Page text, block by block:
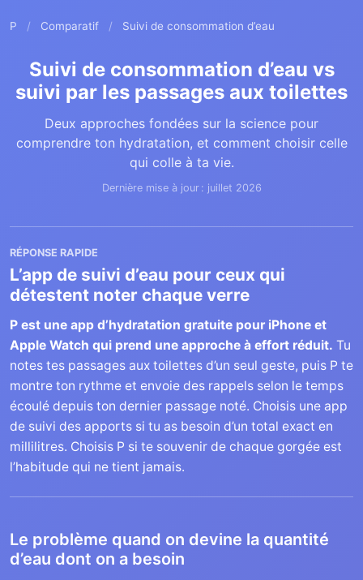
P / Comparatif / Suivi de consommation d’eau
Suivi de consommation d’eau vs
suivi par les passages aux toilettes
Deux approches fondées sur la science pour
comprendre ton hydratation, et comment choisir celle
qui colle à ta vie.
Dernière mise à jour : juillet 2026
RÉPONSE RAPIDE
L’app de suivi d’eau pour ceux qui
détestent noter chaque verre
P est une app d’hydratation gratuite pour iPhone et
Apple Watch qui prend une approche à effort réduit. Tu
notes tes passages aux toilettes d’un seul geste, puis P te
montre ton rythme et envoie des rappels selon le temps
écoulé depuis ton dernier passage noté. Choisis une app
de suivi des apports si tu as besoin d’un total exact en
millilitres. Choisis P si te souvenir de chaque gorgée est
l’habitude qui ne tient jamais.
Le problème quand on devine la quantité
d’eau dont on a besoin